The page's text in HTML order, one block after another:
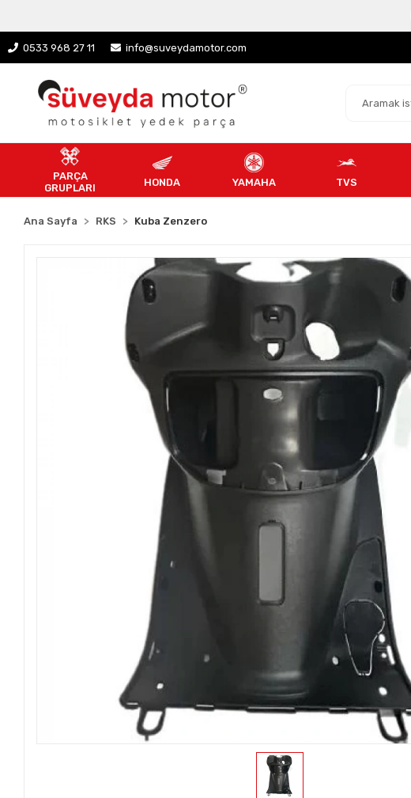
0533 968 27 11 info@suveydamotor.com
PARÇA
GRUPLARI
HONDA YAMAHA TVS
Ana Sayfa RKS Kuba Zenzero